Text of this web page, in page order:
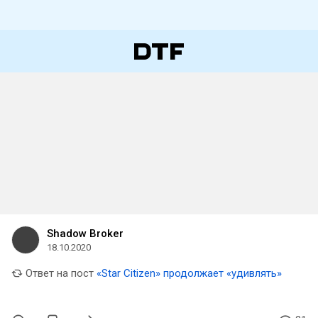
Shadow Broker
18.10.2020
Ответ на пост «Star Citizen» продолжает «удивлять»